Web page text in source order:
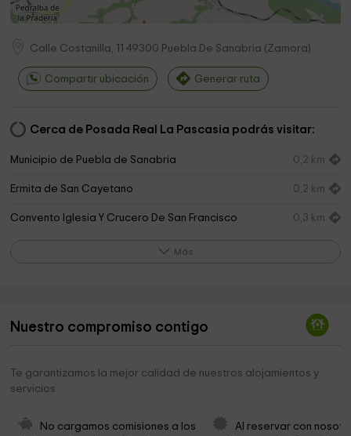
Calle Costanilla, 11 49300 Puebla De Sanabria (Zamora)
Compartir ubicación Generar ruta
Cerca de Posada Real La Pascasia podrás visitar:
Municipio de Puebla de Sanabria 0,2 km
Ermita de San Cayetano 0,2 km
Convento Iglesia Y Crucero De San Francisco 0,3 km
Diocesis Astorga Administración
Iglesia Parroquial San Lorenzo 3,6 km
Mi lápida. Mi Lugar para la eternidad
Piscina Natural
Más
Nuestro compromiso contigo
Te garantizamos la mejor calidad de nuestros alojamientos y
servicios
No cargamos comisiones a los
Al reservar con